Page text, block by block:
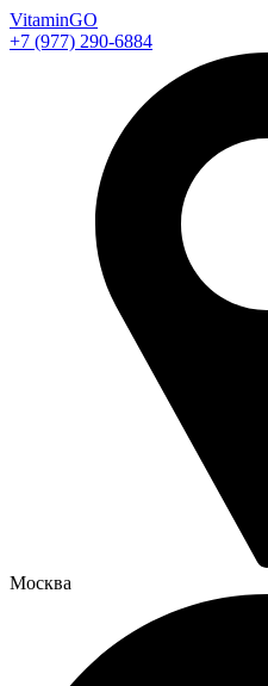
VitaminGO
+7 (977) 290-6884
Москва